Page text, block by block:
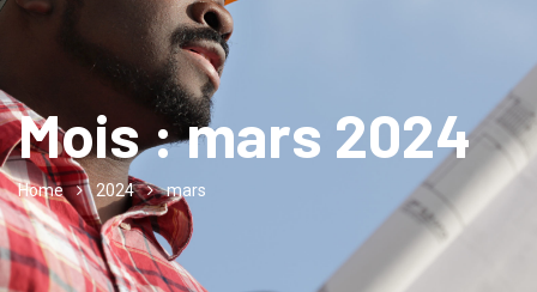
Mois :mars 2024
Home 2024 mars